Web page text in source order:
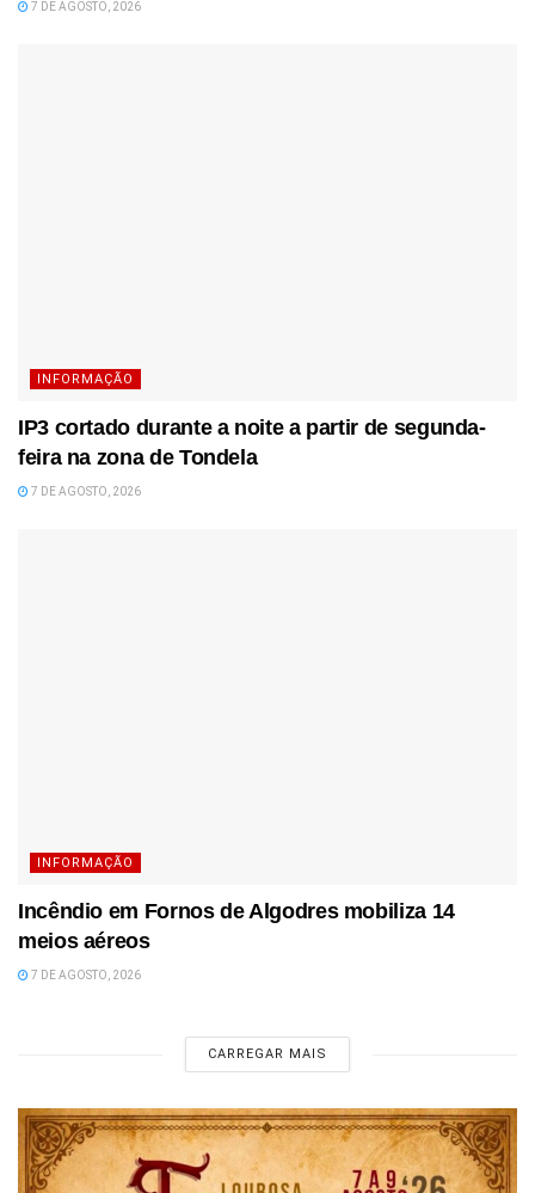
7 DE AGOSTO, 2026
INFORMAÇÃO
IP3 cortado durante a noite a partir de segunda-
feira na zona de Tondela
7 DE AGOSTO, 2026
INFORMAÇÃO
Incêndio em Fornos de Algodres mobiliza 14
meios aéreos
7 DE AGOSTO, 2026
CARREGAR MAIS